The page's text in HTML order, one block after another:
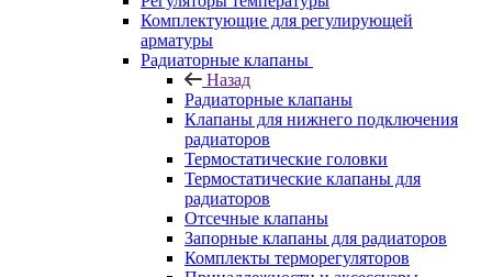
Комплектующие для регулирующей
арматуры
Радиаторные клапаны
Назад
Радиаторные клапаны
Клапаны для нижнего подключения
радиаторов
Термостатические головки
Термостатические клапаны для
радиаторов
Отсечные клапаны
Запорные клапаны для радиаторов
Комплекты терморегуляторов